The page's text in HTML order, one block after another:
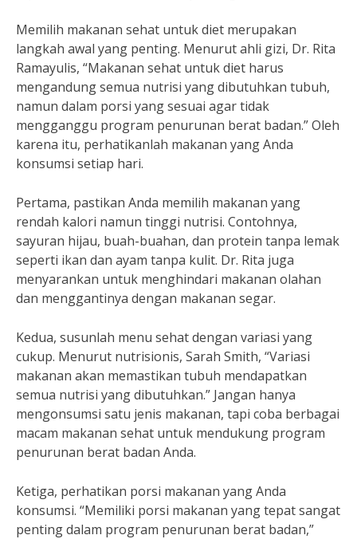
Memilih makanan sehat untuk diet merupakan
langkah awal yang penting. Menurut ahli gizi, Dr. Rita
Ramayulis, “Makanan sehat untuk diet harus
mengandung semua nutrisi yang dibutuhkan tubuh,
namun dalam porsi yang sesuai agar tidak
mengganggu program penurunan berat badan.” Oleh
karena itu, perhatikanlah makanan yang Anda
konsumsi setiap hari.
Pertama, pastikan Anda memilih makanan yang
rendah kalori namun tinggi nutrisi. Contohnya,
sayuran hijau, buah-buahan, dan protein tanpa lemak
seperti ikan dan ayam tanpa kulit. Dr. Rita juga
menyarankan untuk menghindari makanan olahan
dan menggantinya dengan makanan segar.
Kedua, susunlah menu sehat dengan variasi yang
cukup. Menurut nutrisionis, Sarah Smith, “Variasi
makanan akan memastikan tubuh mendapatkan
semua nutrisi yang dibutuhkan.” Jangan hanya
mengonsumsi satu jenis makanan, tapi coba berbagai
macam makanan sehat untuk mendukung program
penurunan berat badan Anda.
Ketiga, perhatikan porsi makanan yang Anda
konsumsi. “Memiliki porsi makanan yang tepat sangat
penting dalam program penurunan berat badan,”